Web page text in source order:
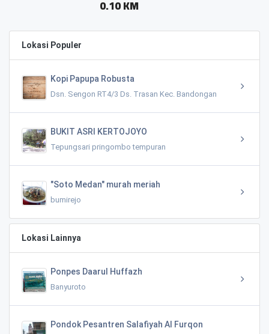
Lokasi Populer
Kopi Papupa Robusta
Dsn. Sengon RT4/3 Ds. Trasan Kec. Bandongan
BUKIT ASRI KERTOJOYO
Tepungsari pringombo tempuran
"Soto Medan" murah meriah
bumirejo
Lokasi Lainnya
Ponpes Daarul Huffazh
Banyuroto
Pondok Pesantren Salafiyah Al Furqon